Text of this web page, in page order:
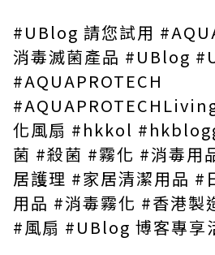
#UBlog 請您試用
消毒滅菌產品 #UBlog
#AQUAPROTECH
化風扇 #hkkol
菌 #殺菌 #霧化 #消毒用
居護理 #家居清潔用品 #
用品 #消毒霧化 #香港製
#風扇 #UBlog 博客專享